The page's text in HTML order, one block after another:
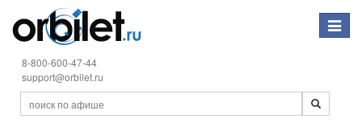
Toggle
8-800-600-47-44
support@orbilet.ru